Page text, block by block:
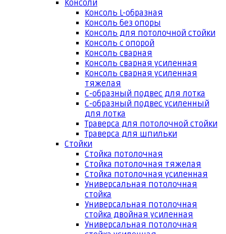
Консоли
Консоль L-образная
Консоль без опоры
Консоль для потолочной стойки
Консоль с опорой
Консоль сварная
Консоль сварная усиленная
Консоль сварная усиленная
тяжелая
С-образный подвес для лотка
С-образный подвес усиленный
для лотка
Траверса для потолочной стойки
Траверса для шпильки
Стойки
Стойка потолочная
Стойка потолочная тяжелая
Стойка потолочная усиленная
Универсальная потолочная
стойка
Универсальная потолочная
стойка двойная усиленная
Универсальная потолочная